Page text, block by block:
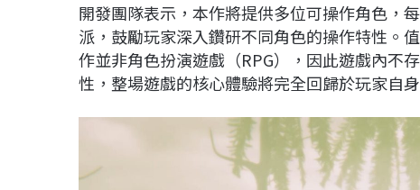
開發團隊表示，本作將提供多位可操作角色，
派，鼓勵玩家深入鑽研不同角色的操作特性。
作並非角色扮演遊戲（RPG），因此遊戲內不
性，整場遊戲的核心體驗將完全回歸於玩家自